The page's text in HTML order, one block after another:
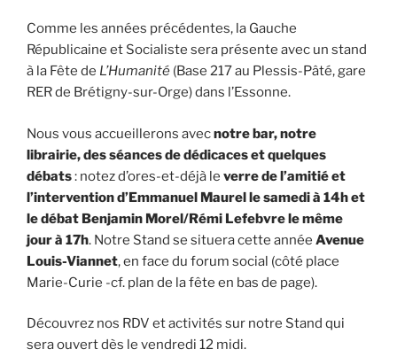
Comme les années précédentes, la Gauche
Républicaine et Socialiste sera présente avec un stand
à la Fête de L’Humanité (Base 217 au Plessis-Pâté, gare
RER de Brétigny-sur-Orge) dans l’Essonne.
Nous vous accueillerons avecnotre bar, notre
librairie, des séances de dédicaces et quelques
débats: notez d’ores-et-déjà le verre de l’amitié et
l’intervention d’Emmanuel Maurel le samedi à 14h et
le débat Benjamin Morel/Rémi Lefebvre le même
jour à 17h. Notre Stand se situera cette année Avenue
Louis-Viannet, en face du forum social (côté place
Marie-Curie -cf. plan de la fête en bas de page).
Découvrez nos RDV et activités sur notre Stand qui
sera ouvert dès le vendredi 12 midi.